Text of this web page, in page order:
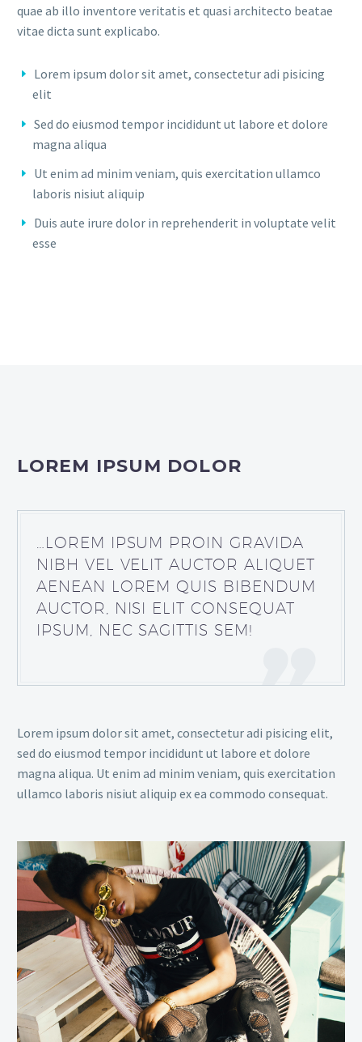
quae ab illo inventore veritatis et quasi architecto beatae
vitae dicta sunt explicabo.
Lorem ipsum dolor sit amet, consectetur adi pisicing
elit
Sed do eiusmod tempor incididunt ut labore et dolore
magna aliqua
Ut enim ad minim veniam, quis exercitation ullamco
laboris nisiut aliquip
Duis aute irure dolor in reprehenderit in voluptate velit
esse
LOREM IPSUM DOLOR
…LOREM IPSUM PROIN GRAVIDA
NIBH VEL VELIT AUCTOR ALIQUET
AENEAN LOREM QUIS BIBENDUM
AUCTOR, NISI ELIT CONSEQUAT
IPSUM, NEC SAGITTIS SEM!
Lorem ipsum dolor sit amet, consectetur adi pisicing elit,
sed do eiusmod tempor incididunt ut labore et dolore
magna aliqua. Ut enim ad minim veniam, quis exercitation
ullamco laboris nisiut aliquip ex ea commodo consequat.